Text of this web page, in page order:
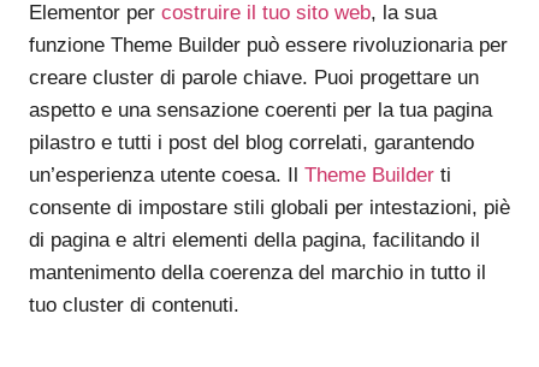
Elementor per costruire il tuo sito web, la sua
funzione Theme Builder può essere rivoluzionaria per
creare cluster di parole chiave. Puoi progettare un
aspetto e una sensazione coerenti per la tua pagina
pilastro e tutti i post del blog correlati, garantendo
un’esperienza utente coesa. Il Theme Builder ti
consente di impostare stili globali per intestazioni, piè
di pagina e altri elementi della pagina, facilitando il
mantenimento della coerenza del marchio in tutto il
tuo cluster di contenuti.